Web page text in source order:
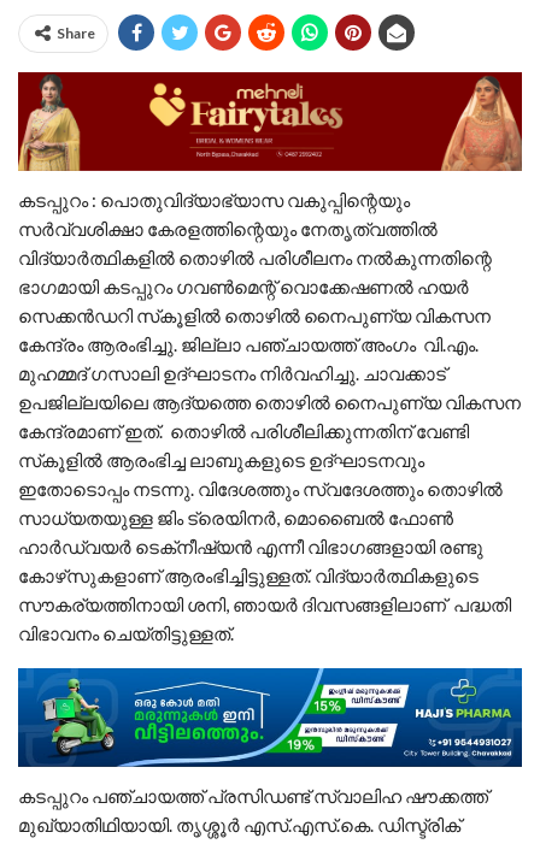
Share
കടപ്പുറം : പൊതുവിദ്യാഭ്യാസ വകുപ്പിന്റെയും
സര്‍വ്വശിക്ഷാ കേരളത്തിന്റെയും നേതൃത്വത്തില്‍
വിദ്യാര്‍ത്ഥികളില്‍ തൊഴില്‍ പരിശീലനം നല്‍കുന്നതിന്റെ
ഭാഗമായി കടപ്പുറം ഗവണ്‍മെന്റ് വൊക്കേഷണല്‍ ഹയര്‍
സെക്കന്‍ഡറി സ്‌കൂളില്‍ തൊഴില്‍ നൈപുണ്യ വികസന
കേന്ദ്രം ആരംഭിച്ചു. ജില്ലാ പഞ്ചായത്ത് അംഗം വി.എം.
മുഹമ്മദ് ഗസാലി ഉദ്ഘാടനം നിര്‍വഹിച്ചു. ചാവക്കാട്
ഉപജില്ലയിലെ ആദ്യത്തെ തൊഴില്‍ നൈപുണ്യ വികസന
കേന്ദ്രമാണ് ഇത്. തൊഴില്‍ പരിശീലിക്കുന്നതിന് വേണ്ടി
സ്‌കൂളില്‍ ആരംഭിച്ച ലാബുകളുടെ ഉദ്ഘാടനവും
ഇതോടൊപ്പം നടന്നു. വിദേശത്തും സ്വദേശത്തും തൊഴില്‍
സാധ്യതയുള്ള ജിം ട്രെയിനര്‍, മൊബൈല്‍ ഫോണ്‍
ഹാർഡ്‌വയർ ടെക്‌നീഷ്യന്‍ എന്നീ വിഭാഗങ്ങളായി രണ്ടു
കോഴ്‌സുകളാണ് ആരംഭിച്ചിട്ടുള്ളത്. വിദ്യാര്‍ത്ഥികളുടെ
സൗകര്യത്തിനായി ശനി, ഞായര്‍ ദിവസങ്ങളിലാണ് പദ്ധതി
വിഭാവനം ചെയ്തിട്ടുള്ളത്.
കടപ്പുറം പഞ്ചായത്ത് പ്രസിഡണ്ട് സ്വാലിഹ ഷൗക്കത്ത്
മുഖ്യാതിഥിയായി. തൃശ്ശൂര്‍ എസ്.എസ്.കെ. ഡിസ്ട്രിക്